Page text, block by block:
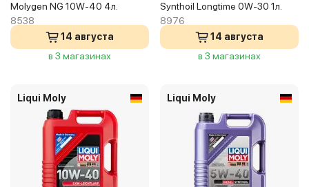
Molygen NG 10W-40 4л.
8538
14 августа
в 3 магазинах
Synthoil Longtime 0W-30 1л.
8976
14 августа
в 3 магазинах
Liqui Moly Liqui Moly